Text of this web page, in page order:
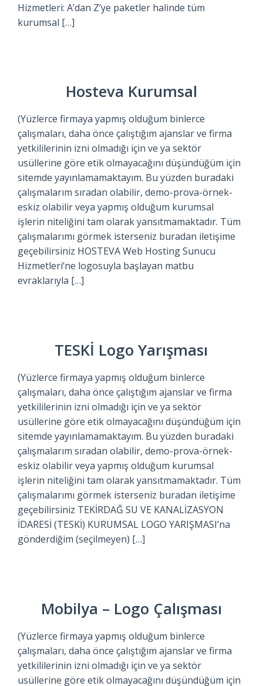
Hizmetleri: A’dan Z’ye paketler halinde tüm
kurumsal […]
Hosteva Kurumsal
(Yüzlerce firmaya yapmış olduğum binlerce
çalışmaları, daha önce çalıştığım ajanslar ve firma
yetkililerinin izni olmadığı için ve ya sektör
usüllerine göre etik olmayacağını düşündüğüm için
sitemde yayınlamamaktayım. Bu yüzden buradaki
çalışmalarım sıradan olabilir, demo-prova-örnek-
eskiz olabilir veya yapmış olduğum kurumsal
işlerin niteliğini tam olarak yansıtmamaktadır. Tüm
çalışmalarımı görmek isterseniz buradan iletişime
geçebilirsiniz HOSTEVA Web Hosting Sunucu
Hizmetleri‘ne logosuyla başlayan matbu
evraklarıyla […]
TESKİ Logo Yarışması
(Yüzlerce firmaya yapmış olduğum binlerce
çalışmaları, daha önce çalıştığım ajanslar ve firma
yetkililerinin izni olmadığı için ve ya sektör
usüllerine göre etik olmayacağını düşündüğüm için
sitemde yayınlamamaktayım. Bu yüzden buradaki
çalışmalarım sıradan olabilir, demo-prova-örnek-
eskiz olabilir veya yapmış olduğum kurumsal
işlerin niteliğini tam olarak yansıtmamaktadır. Tüm
çalışmalarımı görmek isterseniz buradan iletişime
geçebilirsiniz TEKİRDAĞ SU VE KANALİZASYON
İDARESİ (TESKİ) KURUMSAL LOGO YARIŞMASI’na
gönderdiğim (seçilmeyen) […]
Mobilya – Logo Çalışması
(Yüzlerce firmaya yapmış olduğum binlerce
çalışmaları, daha önce çalıştığım ajanslar ve firma
yetkililerinin izni olmadığı için ve ya sektör
usüllerine göre etik olmayacağını düşündüğüm için